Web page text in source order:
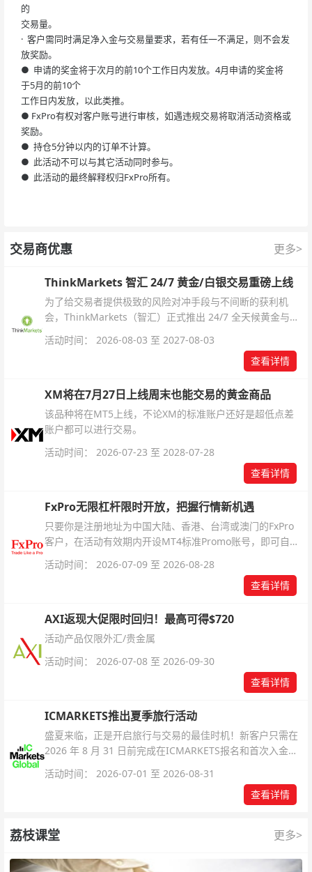
的
交易量。
· 客户需同时满足净入金与交易量要求，若有任一不满足，则不会发
放奖励。
● 申请的奖金将于次月的前10个工作日内发放。4月申请的奖金将
于5月的前10个
工作日内发放，以此类推。
● FxPro有权对客户账号进行审核，如遇违规交易将取消活动资格或
奖励。
● 持仓5分钟以内的订单不计算。
● 此活动不可以与其它活动同时参与。
● 此活动的最终解释权归FxPro所有。
交易商优惠 更多>
ThinkMarkets 智汇 24/7 黄金/白银交易重磅上线
为了给交易者提供极致的风险对冲手段与不间断的获利机
会，ThinkMarkets（智汇）正式推出 24/7 全天候黄金与白
杆配置、支持软件及交易细则。
活动时间： 2026-08-03 至 2027-08-03
查看详情
XM将在7月27日上线周末也能交易的黄金商品
该品种将在MT5上线，不论XM的标准账户还好是超低点差
账户都可以进行交易。
活动时间： 2026-07-23 至 2028-07-28
查看详情
FxPro无限杠杆限时开放，把握行情新机遇
只要你是注册地址为中国大陆、香港、台湾或澳门的FxPro
客户，在活动有效期内开设MT4标准Promo账号，即可自动
活动时间： 2026-07-09 至 2026-08-28
查看详情
AXI返现大促限时回归！最高可得$720
活动产品仅限外汇/贵金属
活动时间： 2026-07-08 至 2026-09-30
查看详情
ICMARKETS推出夏季旅行活动
盛夏来临，正是开启旅行与交易的最佳时机！新客户只需在
2026 年 8 月 31 日前完成在ICMARKETS报名和首次入金即
活动时间： 2026-07-01 至 2026-08-31
查看详情
荔枝课堂 更多>